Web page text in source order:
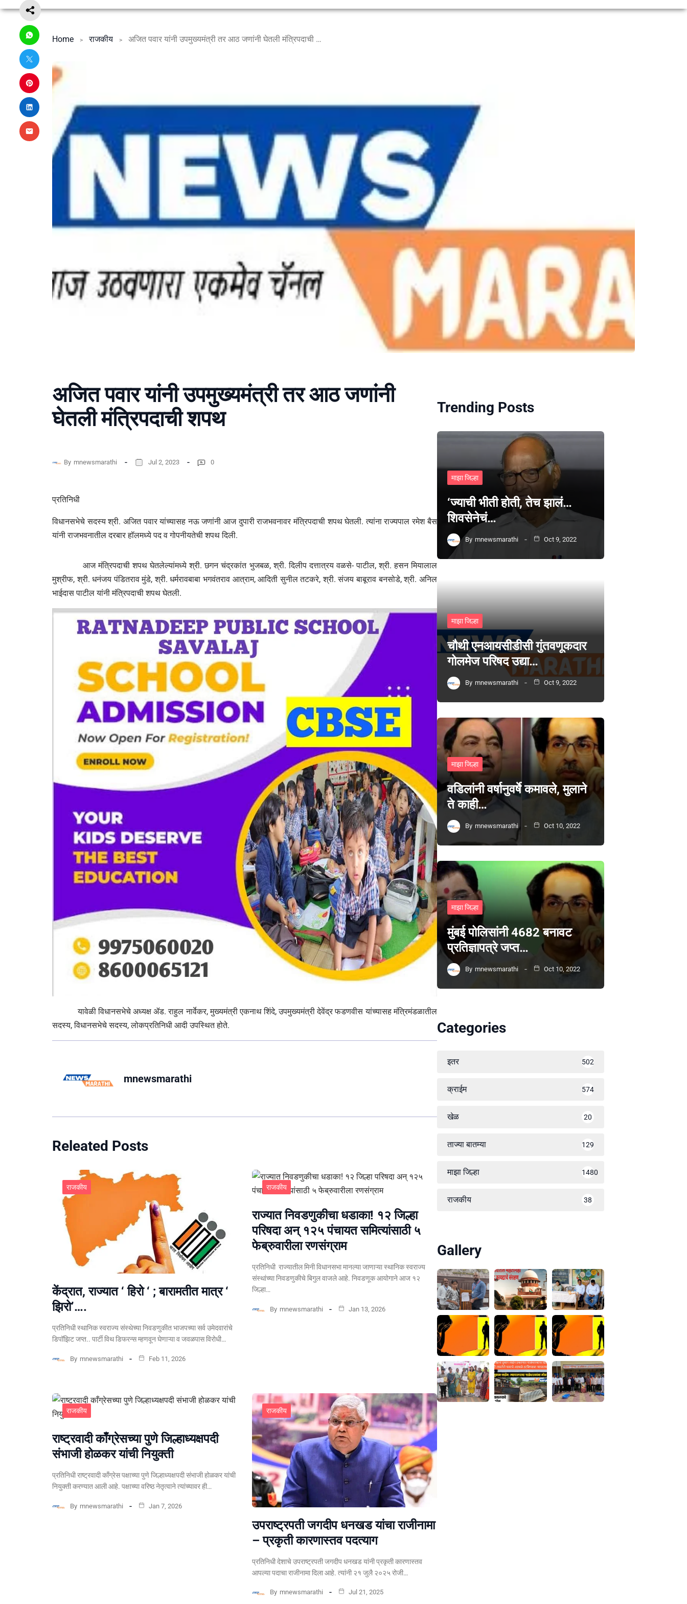
Home राजकीय अजित पवार यांनी उपमुख्यमंत्री तर आठ जणांनी घेतली मंत्रिपदाची शपथ
अजित पवार यांनी उपमुख्यमंत्री तर आठ जणांनी
घेतली मंत्रिपदाची शपथ
By mnewsmarathi Jul 2, 2023 0
प्रतिनिधी
विधानसभेचे सदस्य श्री. अजित पवार यांच्यासह नऊ जणांनी आज दुपारी राजभवनावर मंत्रिपदाची शपथ घेतली. त्यांना राज्यपाल रमेश बैस
यांनी राजभवनातील दरबार हॉलमध्ये पद व गोपनीयतेची शपथ दिली.
आज मंत्रिपदाची शपथ घेतलेल्यांमध्ये श्री. छगन चंद्रकांत भुजबळ, श्री. दिलीप दत्तात्रय वळसे- पाटील, श्री. हसन मियालाल
मुश्रीफ, श्री. धनंजय पंडितराव मुंडे, श्री. धर्मरावबाबा भगवंतराव आत्राम, आदिती सुनील तटकरे, श्री. संजय बाबूराव बनसोडे, श्री. अनिल
भाईदास पाटील यांनी मंत्रिपदाची शपथ घेतली.
यावेळी विधानसभेचे अध्यक्ष ॲड. राहुल नार्वेकर, मुख्यमंत्री एकनाथ शिंदे, उपमुख्यमंत्री देवेंद्र फडणवीस यांच्यासह मंत्रिमंडळातील
सदस्य, विधानसभेचे सदस्य, लोकप्रतिनिधी आदी उपस्थित होते.
mnewsmarathi
Releated Posts
राजकीय
केंद्रात, राज्यात ‘ हिरो ‘ ; बारामतीत मात्र ‘
झिरो’….
प्रतिनिधी स्थानिक स्वराज्य संस्थेच्या निवडणुकीत भाजपच्या सर्व उमेदवारांचे
डिपॉझिट जप्त.. पार्टी विथ डिफरन्स म्हणवून घेणाऱ्या व जवळपास विरोधी…
By mnewsmarathi Feb 11, 2026
राजकीय
राज्यात निवडणुकीचा धडाका! १२ जिल्हा
परिषदा अन् १२५ पंचायत समित्यांसाठी ५
फेब्रुवारीला रणसंग्राम
प्रतिनिधी राज्यातील मिनी विधानसभा मानल्या जाणाऱ्या स्थानिक स्वराज्य
संस्थांच्या निवडणुकीचे बिगुल वाजले आहे. निवडणूक आयोगाने आज १२
जिल्हा…
By mnewsmarathi Jan 13, 2026
राजकीय
राष्ट्रवादी काँग्रेसच्या पुणे जिल्हाध्यक्षपदी
संभाजी होळकर यांची नियुक्ती
प्रतिनिधी राष्ट्रवादी काँग्रेस पक्षाच्या पुणे जिल्हाध्यक्षपदी संभाजी होळकर यांची
नियुक्ती करण्यात आली आहे. पक्षाच्या वरिष्ठ नेतृत्वाने त्यांच्यावर ही…
By mnewsmarathi Jan 7, 2026
राजकीय
उपराष्ट्रपती जगदीप धनखड यांचा राजीनामा
– प्रकृती कारणास्तव पदत्याग
प्रतिनिधी देशाचे उपराष्ट्रपती जगदीप धनखड यांनी प्रकृती कारणास्तव
आपल्या पदाचा राजीनामा दिला आहे. त्यांनी २१ जुलै २०२५ रोजी…
By mnewsmarathi Jul 21, 2025
Trending Posts
माझा जिल्हा
‘ज्याची भीती होती, तेच झालं…
शिवसेनेचं…
By mnewsmarathi Oct 9, 2022
माझा जिल्हा
चौथी एनआयसीडीसी गुंतवणूकदार
गोलमेज परिषद उद्या…
By mnewsmarathi Oct 9, 2022
माझा जिल्हा
वडिलांनी वर्षानुवर्षे कमावले, मुलाने
ते काही…
By mnewsmarathi Oct 10, 2022
माझा जिल्हा
मुंबई पोलिसांनी 4682 बनावट
प्रतिज्ञापत्रे जप्त…
By mnewsmarathi Oct 10, 2022
Categories
इतर 502
क्राईम 574
खेळ 20
ताज्या बातम्या 129
माझा जिल्हा 1480
राजकीय 38
Gallery